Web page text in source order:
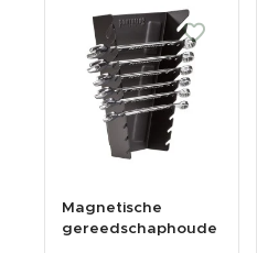
Magnetische
gereedschaphoude